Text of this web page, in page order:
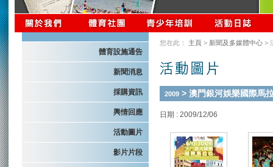
體育設施通告
新聞消息
採購資訊
輿情回應
活動圖片
影片片段
您在此： 主頁 > 新聞及多媒體中心 >
2009 > 澳門銀河娛樂國際馬
日期 : 2009/12/06